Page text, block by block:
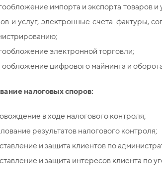
импорта и экспорта товаров
и услуг, электронные счета-фактуры,
электронной торговли;
цифрового майнинга и
налоговых споров:
в ходе налогового контроля;
результатов налогового контроля;
и защита клиентов по
и защита интересов клиента по